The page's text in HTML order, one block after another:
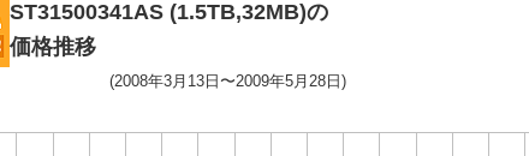
ST31500341AS (1.5TB,32MB)の
価格推移
(2008年3月13日〜2009年5月28日)